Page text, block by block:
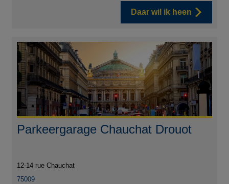
Daar wil ik heen
Parkeergarage Chauchat Drouot
12-14 rue Chauchat
75009